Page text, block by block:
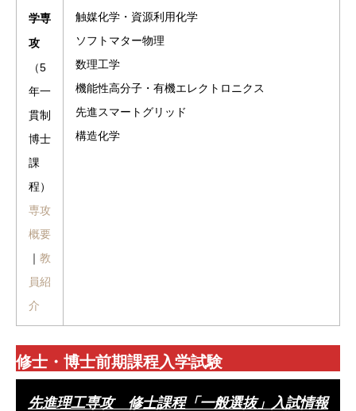
学専
攻
（5
年一
貫制
博士
課
程）
専攻
概要
｜ 教
員紹
介
触媒化学・資源利用化学
ソフトマター物理
数理工学
機能性高分子・有機エレクトロニクス
先進スマートグリッド
構造化学
修士・博士前期課程入学試験
先進理工専攻 修士課程「一般選抜」入試情報